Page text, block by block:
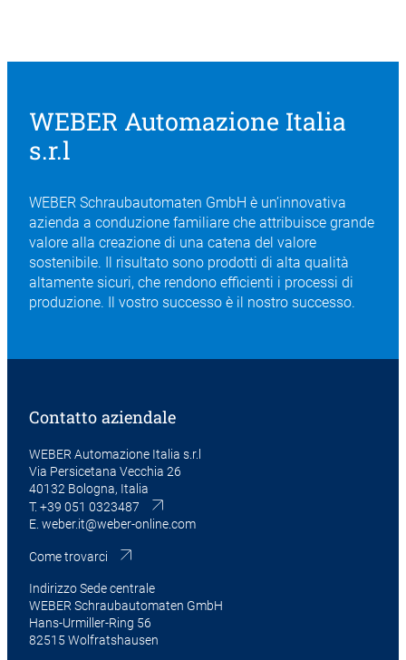
WEBER Automazione Italia
s.r.l
WEBER Schraubautomaten GmbH è un’innovativa
azienda a conduzione familiare che attribuisce grande
valore alla creazione di una catena del valore
sostenibile. Il risultato sono prodotti di alta qualità
altamente sicuri, che rendono efficienti i processi di
produzione. Il vostro successo è il nostro successo.
Contatto aziendale
WEBER Automazione Italia s.r.l
Via Persicetana Vecchia 26
40132 Bologna, Italia
T. +39 051 0323487
E. weber.it@weber-online.com
Come trovarci
Indirizzo Sede centrale
WEBER Schraubautomaten GmbH
Hans-Urmiller-Ring 56
82515 Wolfratshausen